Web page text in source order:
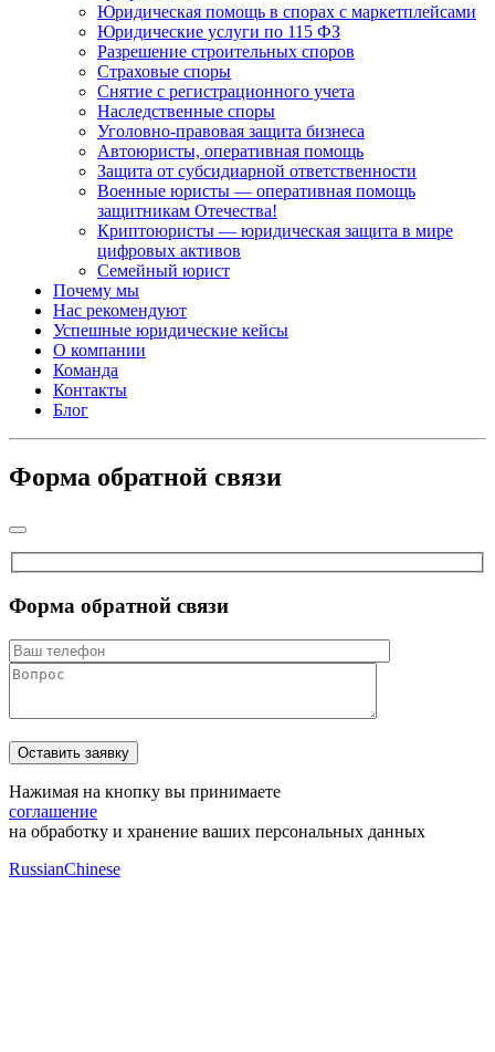
Юридическая помощь в спорах с маркетплейсами
Юридические услуги по 115 ФЗ
Разрешение строительных споров
Страховые споры
Снятие с регистрационного учета
Наследственные споры
Уголовно-правовая защита бизнеса
Автоюристы, оперативная помощь
Защита от субсидиарной ответственности
Военные юристы — оперативная помощь
защитникам Отечества!
Криптоюристы — юридическая защита в мире
цифровых активов
Семейный юрист
Почему мы
Нас рекомендуют
Успешные юридические кейсы
О компании
Команда
Контакты
Блог
Форма обратной связи
Форма обратной связи
Нажимая на кнопку вы принимаете
соглашение
на обработку и хранение ваших персональных данных
RussianChinese